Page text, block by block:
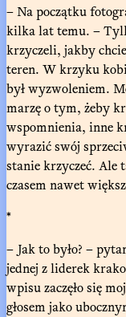
– Na początku
kilka lat temu. –
krzyczeli, jakby
teren. W krzyku
był wyzwoleniem.
marzę o tym, żeby
wspomnienia, inne
wyrazić swój
stanie krzyczeć. Ale
czasem nawet
*
– Jak to było? –
jednej z liderek
wpisu zaczęło się
głosem jako